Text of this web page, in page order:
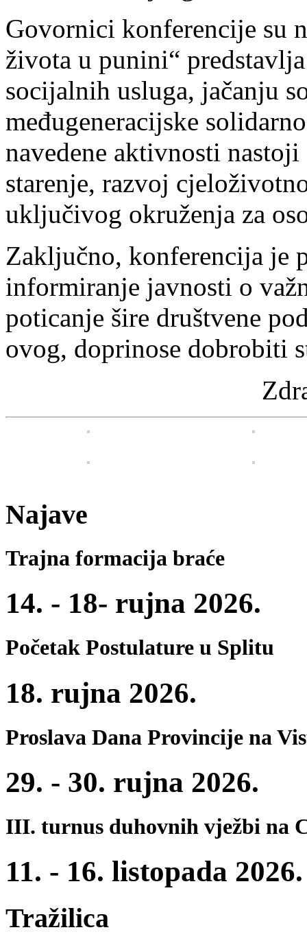
Govornici konferencije su
života u punini“
socijalnih usluga, jačanju
međugeneracijske
navedene aktivnosti
starenje, razvoj
uključivog okruženja za
Zaključno, konferencija je
informiranje javnosti o
poticanje šire društvene
ovog, doprinose dobrobiti
Najave
Trajna formacija braće
14. - 18- rujna 2026.
Početak Postulature u Splitu
18. rujna 2026.
Proslava Dana Provincije na
29. - 30. rujna 2026.
III. turnus duhovnih vježbi na
11. - 16. listopada 2026.
Tražilica